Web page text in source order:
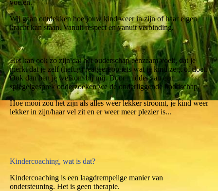
voelen.
Wij gaan ontdekken hoe jouw kind weer in zijn of haar eigen
kracht kan staan. Vanuit respect en vanuit verbinding.
Het kan ook zo zijn dat het ouderschap eenzaam voelt, dat je
merkt dat je zelf (heftig) reageert op iets wat je kind zegt of doet.
Ook dan ben je welkom bij mij. Door middel van een
spiegelgesprek onderzoeken we de onderliggende boodschap.
Hoe mooi zou het zijn als alles weer lekker stroomt, je kind weer
lekker in zijn/haar vel zit en er weer meer plezier is...
Kindercoaching, wat is dat?
Kindercoaching is een laagdrempelige manier van
ondersteuning. Het is geen therapie.